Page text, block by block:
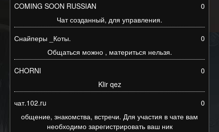
COMING SOON RUSSIAN
0
Чат созданный, для управления.
Снайперы _Коты.
0
Общаться можно , материться нельзя.
CHORNI
0
Klir qez
чат.102.ru
0
общение, знакомства, встречи. Для участия в чате вам
необходимо зарегистрировать ваш ник